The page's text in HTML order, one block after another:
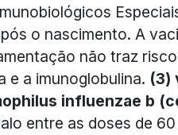
o nascimento. A
não traz
e a imunoglobulina. (3)
influenzae b
entre as doses de